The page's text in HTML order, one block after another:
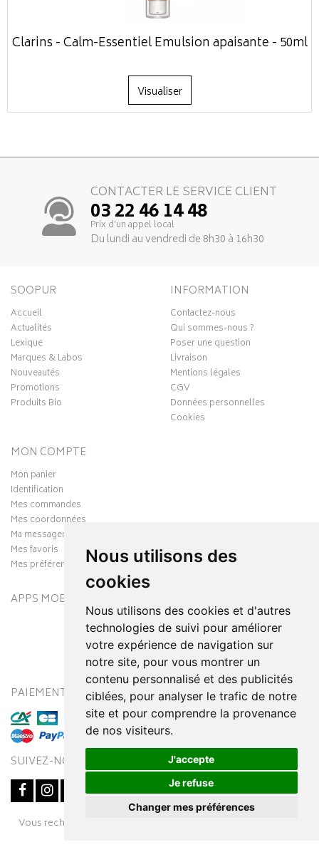
Nous utilisons des
cookies
Nous utilisons des cookies et d'autres
technologies de suivi pour améliorer
votre expérience de navigation sur
notre site, pour vous montrer un
contenu personnalisé et des publicités
ciblées, pour analyser le trafic de notre
site et pour comprendre la provenance
de nos visiteurs.
J'accepte
Je refuse
Changer mes préférences
Clarins - Calm-Essentiel Emulsion apaisante - 50ml
Visualiser
CONTACTER LE SERVICE CLIENT
03 22 46 14 48
Prix d’un appel local
Du lundi au vendredi de 8h30 à 16h30
SOOPUR
Accueil
Actualités
Lexique
Marques & Labos
Nouveautés
Promotions
Produits Bio
INFORMATION
Contactez-nous
Qui sommes-nous ?
Poser une question
Livraison
Mentions légales
CGV
Données personnelles
Cookies
MON COMPTE
Mon panier
Identification
Mes commandes
Mes coordonnées
Ma messagerie
Mes favoris
Mes préférences Cookies
APPS MOBILES
PAIEMENT SÉCURISÉ MODES DE LIVRAISON
SUIVEZ-NOUS SUR
Vous recherchez un médicament ? Découvrez la pharmacie en